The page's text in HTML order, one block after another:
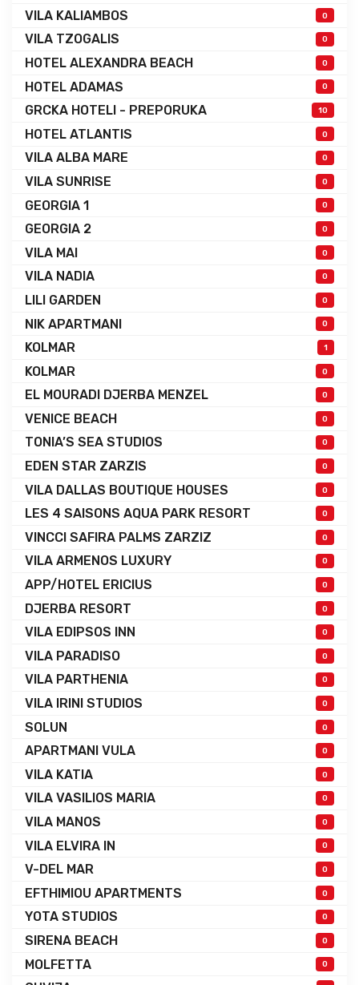
VILA KALIAMBOS 0
VILA TZOGALIS 0
HOTEL ALEXANDRA BEACH 0
HOTEL ADAMAS 0
GRCKA HOTELI - PREPORUKA 10
HOTEL ATLANTIS 0
VILA ALBA MARE 0
VILA SUNRISE 0
GEORGIA 1 0
GEORGIA 2 0
VILA MAI 0
VILA NADIA 0
LILI GARDEN 0
NIK APARTMANI 0
KOLMAR 1
KOLMAR 0
EL MOURADI DJERBA MENZEL 0
VENICE BEACH 0
TONIA’S SEA STUDIOS 0
EDEN STAR ZARZIS 0
VILA DALLAS BOUTIQUE HOUSES 0
LES 4 SAISONS AQUA PARK RESORT 0
VINCCI SAFIRA PALMS ZARZIZ 0
VILA ARMENOS LUXURY 0
APP/HOTEL ERICIUS 0
DJERBA RESORT 0
VILA EDIPSOS INN 0
VILA PARADISO 0
VILA PARTHENIA 0
VILA IRINI STUDIOS 0
SOLUN 0
APARTMANI VULA 0
VILA KATIA 0
VILA VASILIOS MARIA 0
VILA MANOS 0
VILA ELVIRA IN 0
V-DEL MAR 0
EFTHIMIOU APARTMENTS 0
YOTA STUDIOS 0
SIRENA BEACH 0
MOLFETTA 0